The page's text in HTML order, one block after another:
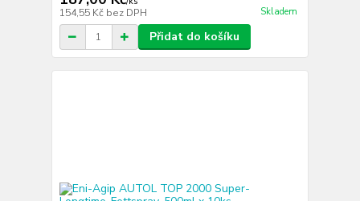
154,55 Kč bez DPH Skladem
Přidat do košíku